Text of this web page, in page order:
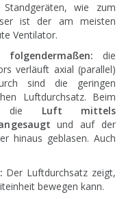
wie zum
ist der am meisten
Ventilator.
die
verläuft axial (parallel)
sind die geringen
Luftdurchsatz. Beim
die Luft mittels
und auf der
hinaus geblasen. Auch
Der Luftdurchsatz zeigt,
bewegen kann.